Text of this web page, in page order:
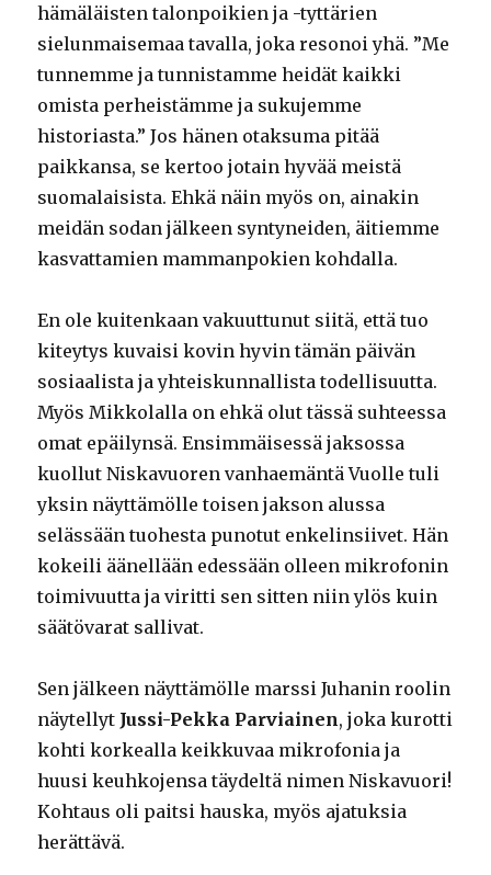
hämäläisten talonpoikien ja -tyttärien
sielunmaisemaa tavalla, joka resonoi yhä. ”Me
tunnemme ja tunnistamme heidät kaikki
omista perheistämme ja sukujemme
historiasta.” Jos hänen otaksuma pitää
paikkansa, se kertoo jotain hyvää meistä
suomalaisista. Ehkä näin myös on, ainakin
meidän sodan jälkeen syntyneiden, äitiemme
kasvattamien mammanpokien kohdalla.
En ole kuitenkaan vakuuttunut siitä, että tuo
kiteytys kuvaisi kovin hyvin tämän päivän
sosiaalista ja yhteiskunnallista todellisuutta.
Myös Mikkolalla on ehkä olut tässä suhteessa
omat epäilynsä. Ensimmäisessä jaksossa
kuollut Niskavuoren vanhaemäntä Vuolle tuli
yksin näyttämölle toisen jakson alussa
selässään tuohesta punotut enkelinsiivet. Hän
kokeili äänellään edessään olleen mikrofonin
toimivuutta ja viritti sen sitten niin ylös kuin
säätövarat sallivat.
Sen jälkeen näyttämölle marssi Juhanin roolin
näytellyt Jussi-Pekka Parviainen, joka kurotti
kohti korkealla keikkuvaa mikrofonia ja
huusi keuhkojensa täydeltä nimen Niskavuori!
Kohtaus oli paitsi hauska, myös ajatuksia
herättävä.